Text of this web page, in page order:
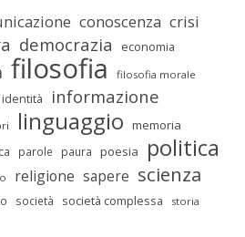
conoscenza crisi
democrazia economia
filosofia filosofia morale
identità informazione
linguaggio memoria
parole paura poesia politica
religione sapere scienza
società società complessa storia